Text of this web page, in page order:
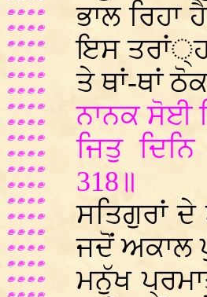
ਭਾਲ ਰਿਹਾ
ਇਸ ਤਰਾਂ੍ਹ
ਤੇ ਥਾਂ-ਥਾਂ
ਨਾਨਕ ਸੋਈ
ਜਿਤੁ
318॥
ਸਤਿਗੁਰਾਂ
ਜਦੋਂ ਅਕਾਲ
ਮਨੁੱਖ